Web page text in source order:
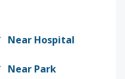
Near Hospital
Near Park